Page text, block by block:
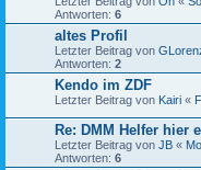
Antworten: 6
altes Profil
Letzter Beitrag von
Antworten: 2
Kendo im ZDF
Letzter Beitrag von Kairi «
Re: DMM Helfer hier
Letzter Beitrag von JB «
Antworten: 6